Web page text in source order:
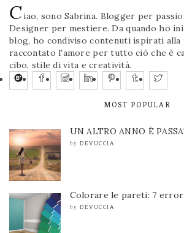
Ciao, sono Sabrina. Blogger per
Designer per mestiere. Da quando ho
blog, ho condiviso contenuti ispirati alla
raccontato l'amore per tutto ciò che è
cibo, stile di vita e creatività.
MOST POPULAR
UN ALTRO ANNO È
by DEVUCCIA
Colorare le pareti: 7
by DEVUCCIA